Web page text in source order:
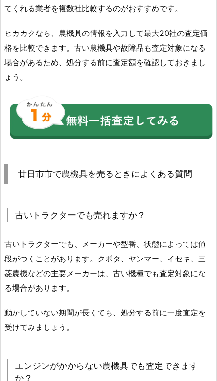
てくれる業者を複数社比較するのがおすすめです。
ヒカカクなら、農機具の情報を入力して最大20社の査定価
格を比較できます。古い農機具や故障品も査定対象になる
場合があるため、処分する前に査定額を確認しておきまし
ょう。
廿日市市で農機具を売るときによくある質問
古いトラクターでも売れますか？
古いトラクターでも、メーカーや型番、状態によっては値
段がつくことがあります。クボタ、ヤンマー、イセキ、三
菱農機などの主要メーカーは、古い機種でも査定対象にな
る場合があります。
動かしていない期間が長くても、処分する前に一度査定を
受けてみましょう。
エンジンがかからない農機具でも査定できます
か？